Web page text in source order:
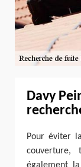
Davy
Pour éviter